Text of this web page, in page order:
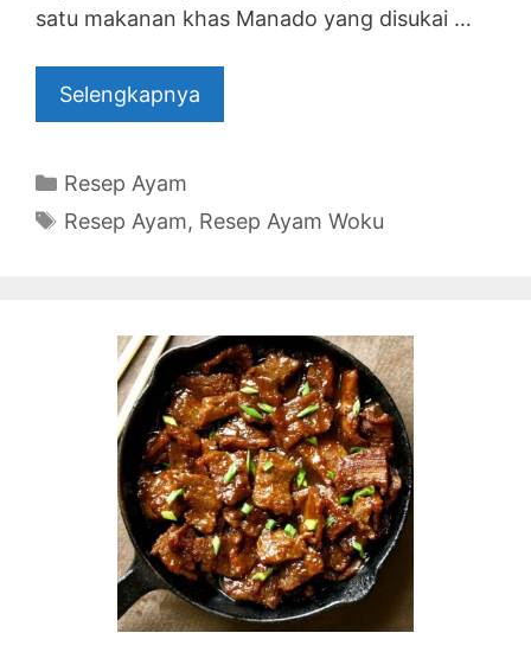
satu makanan khas Manado yang disukai …
Selengkapnya
Categories
Resep Ayam
Tags
Resep Ayam, Resep Ayam Woku